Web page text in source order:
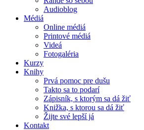
Audioblog
Médiá
Online médiá
Printové médiá
Videá
Fotogaléria
Kurzy
Knihy
Prvá pomoc pre dušu
Takto sa to podarí
Zápisník, s ktorým sa dá žiť
Knižka, s ktorou sa dá žiť
Žijte své lepší já
Kontakt